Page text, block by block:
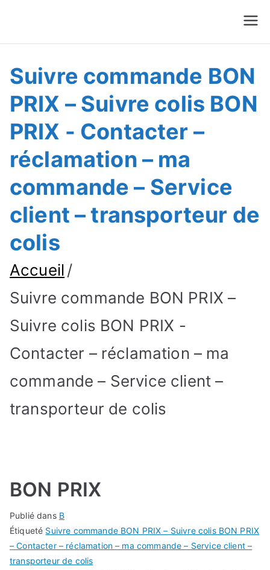
Suivre Colis - Suivre
Commande
Suivre commande BON
PRIX – Suivre colis BON
PRIX - Contacter –
réclamation – ma
commande – Service
client – transporteur de
colis
Accueil
Suivre commande BON PRIX –
Suivre colis BON PRIX -
Contacter – réclamation – ma
commande – Service client –
transporteur de colis
BON PRIX
Publié dans B
Étiqueté Suivre commande BON PRIX – Suivre colis BON PRIX
– Contacter – réclamation – ma commande – Service client –
transporteur de colis